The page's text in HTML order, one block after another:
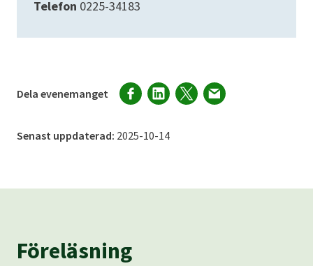
Telefon 0225-34183
Dela evenemanget
Senast uppdaterad: 2025-10-14
Föreläsning